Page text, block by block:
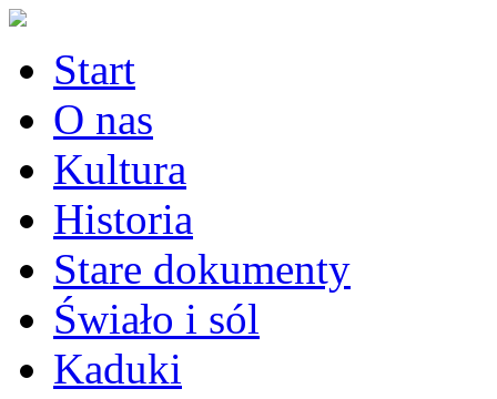
Start
O nas
Kultura
Historia
Stare dokumenty
Świało i sól
Kaduki